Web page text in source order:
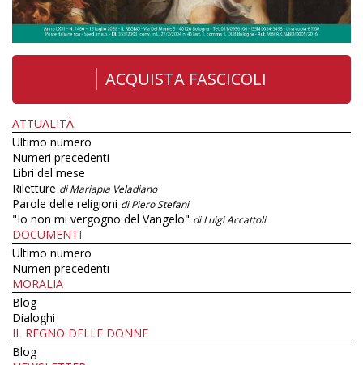
ACQUISTA FASCICOLI
ATTUALITÀ
Ultimo numero
Numeri precedenti
Libri del mese
Riletture di Mariapia Veladiano
Parole delle religioni di Piero Stefani
"Io non mi vergogno del Vangelo" di Luigi Accattoli
DOCUMENTI
Ultimo numero
Numeri precedenti
MORALIA
Blog
Dialoghi
IL REGNO DELLE DONNE
Blog